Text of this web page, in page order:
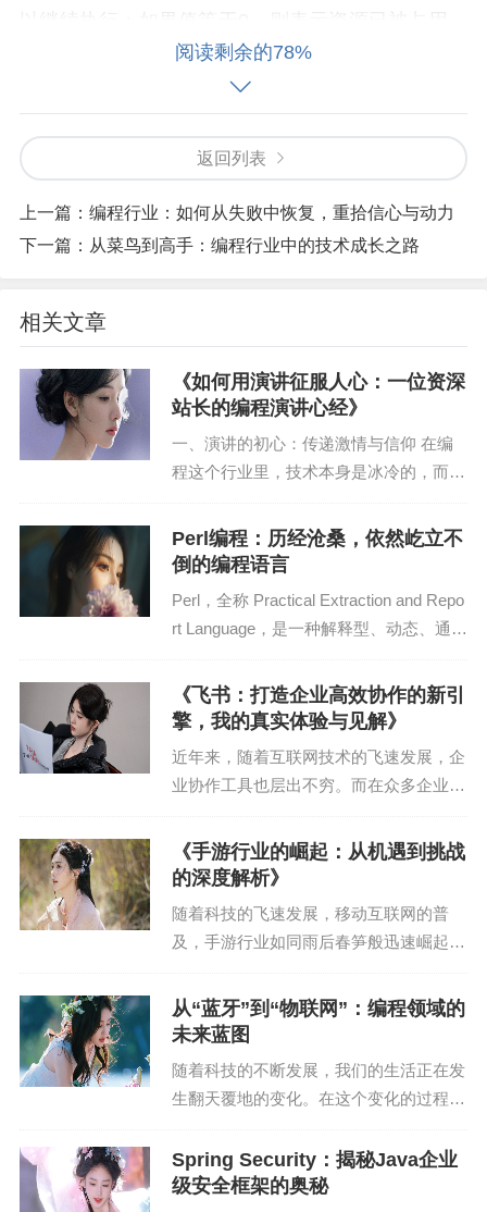
线程或进程需要等待。当线程或进程释放资源时，
2. 二进制信号量：与计数信号量类似，但信号量的
值只有0和1两种状态。二进制信号量通常用于实现
互斥锁。
3. 互斥锁：一种特殊的二进制信号量，用于实现互
二、Semaphore的应用场景
1. 资源同步：在多线程或多进程环境下，Semaphor
e可以用来同步对共享资源的访问，确保同一时间只
有一个线程或进程能够访问该资源。
量。当一个线程或进程需要访问共享资源时，它会
尝试获取信号量。如果信号量的值为1，则表示资源
可用，线程或进程可以继续执行；如果信号量的值
为0，则表示资源已被占用，线程或进程需要等待。
3. 生产者-消费者问题：在生产者-消费者问题中，S
emaphore可以用来同步生产者和消费者对共享缓冲
区的访问。
来限制同时运行的线程数量。
三、Semaphore在实际编程中的运用
1. Java中的Semaphore
在Java中，Semaphore类提供了Semaphore的实
现。以下是一个简单的示例：
```java
public class SemaphoreExample {
阅读剩余的78%
返回列表
上一篇： 编程行业：如何从失败中恢复，重拾信心与动力
下一篇： 从菜鸟到高手：编程行业中的技术成长之路
相关文章
《如何用演讲征服人心：一位资深
站长的编程演讲心经》
一、演讲的初心：传递激情与信仰 在编
程这个行业里，技术本身是冰冷的，而程
为一个拥有10年经验的资深站长，我认
为，一个优秀的程序员不仅要有过硬的技
Perl编程：历经沧桑，依然屹立不
倒的编程语言
Perl，全称 Practical Extraction and Repo
rt Language，是一种解释型、动态、通用
自1987年诞生以来，Perl已经走过了...
《飞书：打造企业高效协作的新引
擎，我的真实体验与见解》
近年来，随着互联网技术的飞速发展，企
业协作工具也层出不穷。而在众多企业协
富的功能和高效的操作体验脱颖而出，成
为企业数字化转型的热门选择。作为一名
《手游行业的崛起：从机遇到挑战
的深度解析》
随着科技的飞速发展，移动互联网的普
及，手游行业如同雨后春笋般迅速崛起。
戏，手游已经成为了人们日常生活中不可
或缺的一部分。本文将从手游行业的兴起
从“蓝牙”到“物联网”：编程领域的
未来蓝图
随着科技的不断发展，我们的生活正在发
生翻天覆地的变化。在这个变化的过程
输的重要手段，发挥着越来越重要的作
用。从最初的无线耳机、蓝牙音箱，到如
Spring Security：揭秘Java企业
级安全框架的奥秘